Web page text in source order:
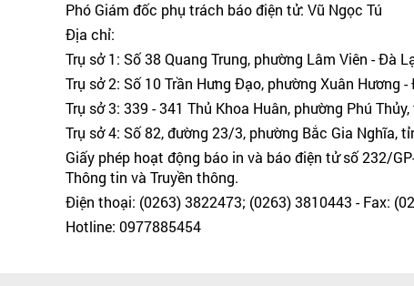
Phó Giám đốc phụ trách báo điện tử: Vũ Ngọc Tú
Địa chỉ:
Trụ sở 1: Số 38 Quang Trung, phường Lâm Viên - Đà
Trụ sở 2: Số 10 Trần Hưng Đạo, phường Xuân Hương
Trụ sở 3: 339 - 341 Thủ Khoa Huân, phường Phú
Trụ sở 4: Số 82, đường 23/3, phường Bắc Gia Nghĩa,
Giấy phép hoạt động báo in và báo điện tử số 232/
Thông tin và Truyền thông.
Điện thoại: (0263) 3822473; (0263) 3810443 - Fax:
Hotline: 0977885454